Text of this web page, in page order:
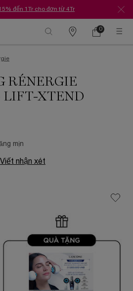
đến 1Tr cho đơn từ 4Tr
Danh
Giỏ
0
0 Sản phẩm
RÉNERGIE
LIFT-XTEND
mịn
Viết nhận xét